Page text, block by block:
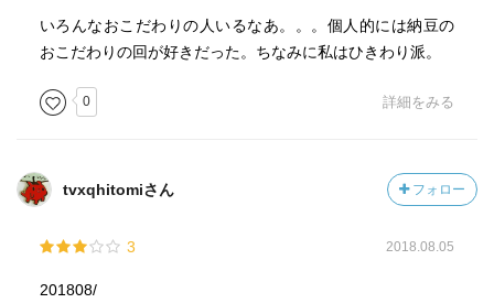
いろんなおこだわりの人いるなあ。。。個人的には納豆の
おこだわりの回が好きだった。ちなみに私はひきわり派。
0 詳細をみる
tvxqhitomiさん フォロー
3 2018.08.05
201808/